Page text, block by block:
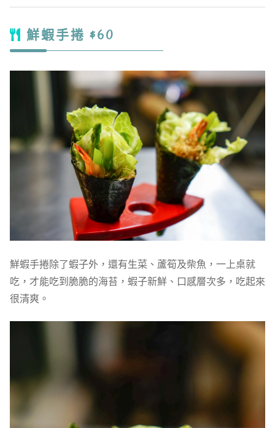
鮮蝦手捲 $60
鮮蝦手捲除了蝦子外，還有生菜、蘆筍及柴魚，一上桌就
吃，才能吃到脆脆的海苔，蝦子新鮮、口感層次多，吃起來
很清爽。